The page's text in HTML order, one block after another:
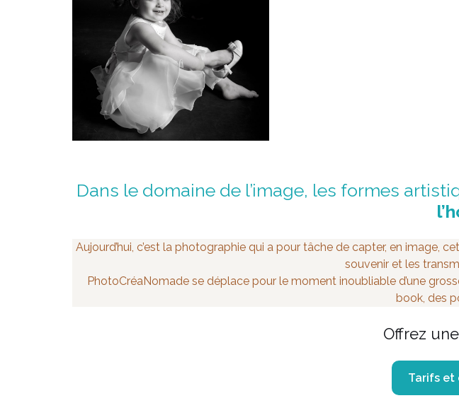
Dans le domaine de l’image, les formes
Aujourd’hui, c’est la photographie qui a pour tâche de capter, en image,
souvenir et les
PhotoCréaNomade se déplace pour le moment inoubliable d’une
book, des
Offrez
Tarifs et